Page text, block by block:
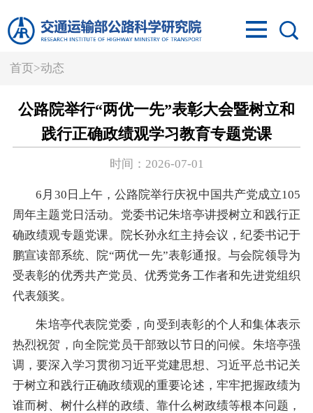
首页>动态
公路院举行“两优一先”表彰大会暨树立和
践行正确政绩观学习教育专题党课
时间：2026-07-01
6月30日上午，公路院举行庆祝中国共产党成立105
周年主题党日活动。党委书记朱培亭讲授树立和践行正
确政绩观专题党课。院长孙永红主持会议，纪委书记于
鹏宣读部系统、院“两优一先”表彰通报。与会院领导为
受表彰的优秀共产党员、优秀党务工作者和先进党组织
代表颁奖。
朱培亭代表院党委，向受到表彰的个人和集体表示
热烈祝贺，向全院党员干部致以节日的问候。朱培亭强
调，要深入学习贯彻习近平党建思想、习近平总书记关
于树立和践行正确政绩观的重要论述，牢牢把握政绩为
谁而树、树什么样的政绩、靠什么树政绩等根本问题，